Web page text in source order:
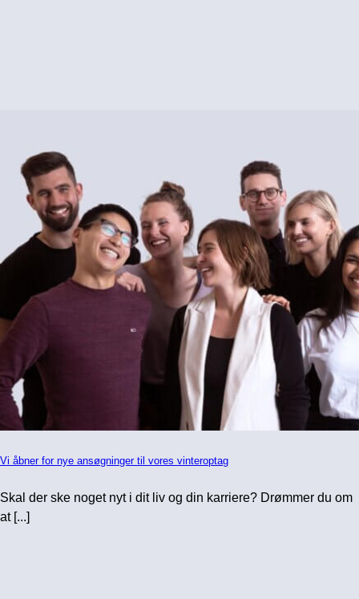
Vi åbner for nye ansøgninger til vores vinteroptag
Skal der ske noget nyt i dit liv og din karriere? Drømmer du om
at [...]